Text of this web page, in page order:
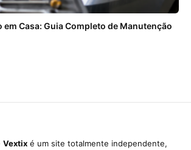
em Casa: Guia Completo de Manutenção
Vextix é um site totalmente independente,